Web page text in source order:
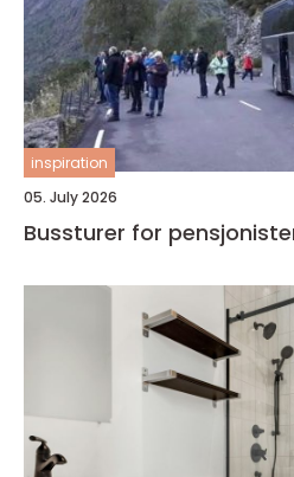
inspiration
05. July 2026
Bussturer for